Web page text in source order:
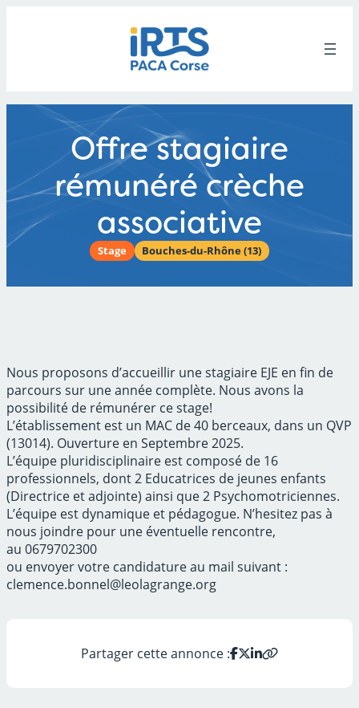
Offre stagiaire
rémunéré crèche
associative
Stage Bouches-du-Rhône (13)
Nous proposons d’accueillir une stagiaire EJE en fin de
parcours sur une année complète. Nous avons la
possibilité de rémunérer ce stage!
L’établissement est un MAC de 40 berceaux, dans un QVP
(13014). Ouverture en Septembre 2025.
L’équipe pluridisciplinaire est composé de 16
professionnels, dont 2 Educatrices de jeunes enfants
(Directrice et adjointe) ainsi que 2 Psychomotriciennes.
L’équipe est dynamique et pédagogue. N’hesitez pas à
nous joindre pour une éventuelle rencontre,
au 0679702300
ou envoyer votre candidature au mail suivant :
clemence.bonnel@leolagrange.org
Partager cette annonce :